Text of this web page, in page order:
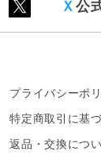
Ｘ公
プライバシーポ
特定商取引に基
返品・交換につ